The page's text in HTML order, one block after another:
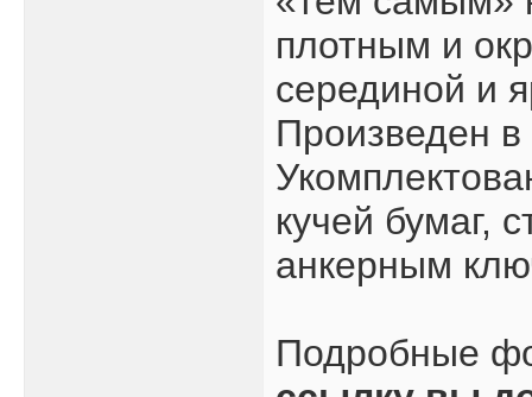
плотным и
серединой и
Произведен
кучей бумаг,
анкерным
Подробные